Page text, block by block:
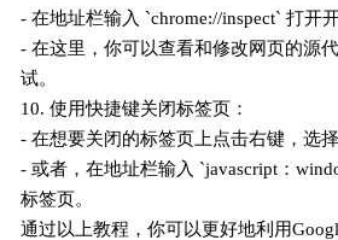
- 在地址栏输入 `chrome://inspect` 打开
- 在这里，你可以查看和修改网页的源
试。
10. 使用快捷键关闭标签页：
- 在想要关闭的标签页上点击右键，选择
- 或者，在地址栏输入 `javascript：
标签页。
通过以上教程，你可以更好地利用